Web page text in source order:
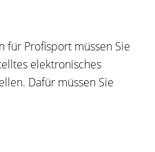
für Profisport müssen Sie
elektronisches
Dafür müssen Sie